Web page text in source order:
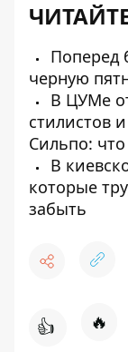
Поперед
черную
В ЦУМе
стилистов
Сильпо:
В
которые
забыть
👍 🔥